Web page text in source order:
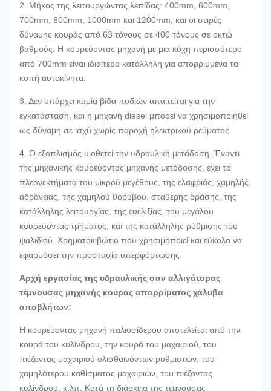
2. Μήκος της λειτουργώντας λεπίδας: 400mm, 600mm,
700mm, 800mm, 1000mm και 1200mm, και οι σειρές
δύναμης κουράς από 63 τόνους σε 400 τόνους σε οκτώ
βαθμούς. Η κουρεύοντας μηχανή με μια κόχη περισσότερο
από 700mm είναι ιδιαίτερα κατάλληλη για απορριμμένα τα
κοπή αυτοκίνητα.
3. Δεν υπάρχει καμία βίδα ποδιών απαιτείται για την
εγκατάσταση, και η μηχανή diesel μπορεί να χρησιμοποιηθεί
ως δύναμη σε ισχύ χωρίς παροχή ηλεκτρικού ρεύματος.
4. Ο εξοπλισμός υιοθετεί την υδραυλική μετάδοση. Έναντι
της μηχανικής κουρεύοντας μηχανής μετάδοσης, έχει τα
πλεονεκτήματα του μικρού μεγέθους, της ελαφριάς, χαμηλής
αδράνειας, της χαμηλού θορύβου, σταθερής δράσης, της
κατάλληλης λειτουργίας, της ευελιξίας, του μεγάλου
κουρεύοντας τμήματος, και της κατάλληλης ρύθμισης του
ψαλιδιού. Χρηματοκιβώτιο που χρησιμοποιεί και εύκολο να
εφαρμόσει την προστασία υπερφόρτωσης.
Αρχή εργασίας της υδραυλικής σαν αλλιγάτορας
τέμνουσας μηχανής κουράς απορρίματος χάλυβα
αποβλήτων:
Η κουρεύοντας μηχανή παλιοσίδερου αποτελείται από την
κουρά του κυλίνδρου, την κουρά του μαχαιριού, του
πιέζοντας μαχαιριού ολισθαινόντων ρυθμιστών, του
χαμηλότερου καθίσματος μαχαιριών, του πιέζοντας
κυλίνδρου, κ.λπ. Κατά τη διάρκεια της τέμνουσας